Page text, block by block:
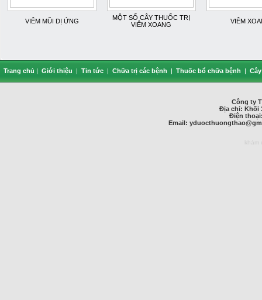
VIÊM MŨI DỊ ỨNG
MỘT SỐ CÂY THUỐC TRỊ
VIÊM XOANG
VIÊM
Trang chủ | Giới thiệu | Tin tức | Chữa trị các bệnh | Thuốc bổ chữa bệnh |
Công ty
Địa chỉ: Khối
Điện thoại:
Email: